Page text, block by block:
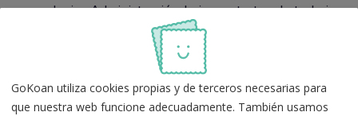
cualquier Administración bajo contratos de trabajo
temporales de colaboración social según el Real
Decreto 1445/1982, de 25 de junio.
Si los servicios prestados no son a jornada
completa, se valorarán proporcionalmente a la
jornada efectivamente trabajada.
GoKoan utiliza cookies propias y de terceros necesarias para
que nuestra web funcione adecuadamente. También usamos